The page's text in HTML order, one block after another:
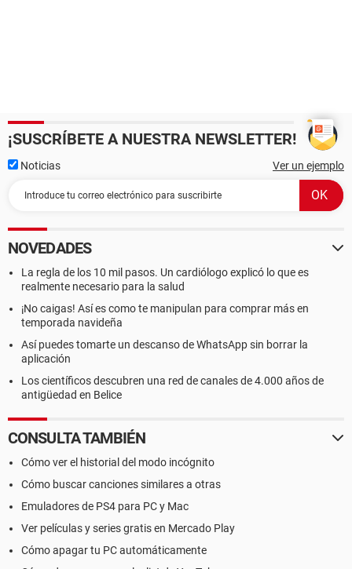
¡SUSCRÍBETE A NUESTRA NEWSLETTER!
Noticias Ver un ejemplo
NOVEDADES
La regla de los 10 mil pasos. Un cardiólogo explicó lo que es
realmente necesario para la salud
¡No caigas! Así es como te manipulan para comprar más en
temporada navideña
Así puedes tomarte un descanso de WhatsApp sin borrar la
aplicación
Los científicos descubren una red de canales de 4.000 años de
antigüedad en Belice
CONSULTA TAMBIÉN
Cómo ver el historial del modo incógnito
Cómo buscar canciones similares a otras
Emuladores de PS4 para PC y Mac
Ver películas y series gratis en Mercado Play
Cómo apagar tu PC automáticamente